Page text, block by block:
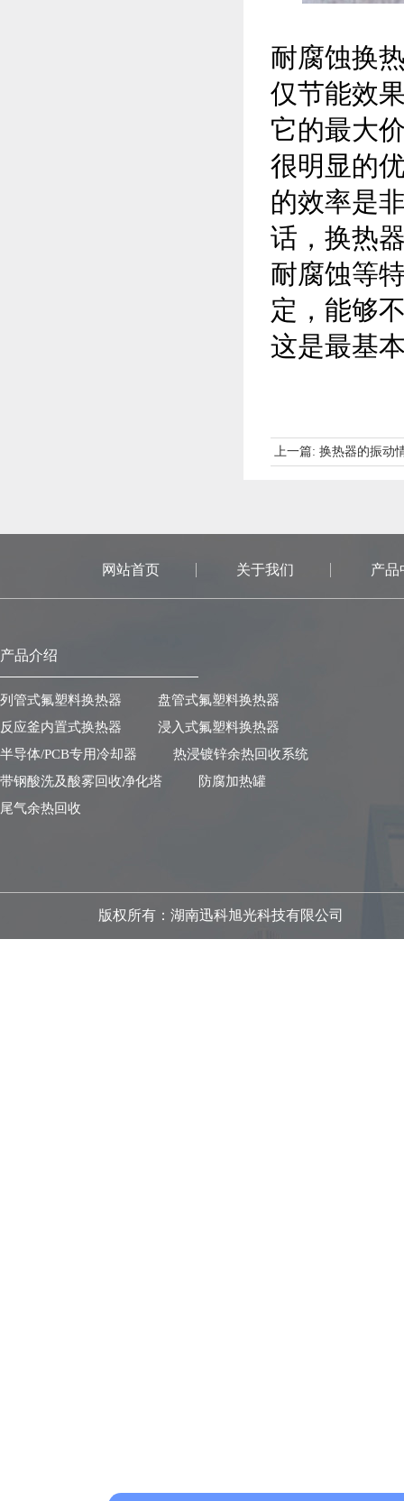
耐腐蚀换
仅节能效
它的最大
很明显的
的效率是
话，换热
耐腐蚀等
定，能够
这是最基
上一篇: 换热器的振动
网站首页 关于我们 产品
产品介绍
列管式氟塑料换热器
盘管式氟塑料换热器
反应釜内置式换热器
浸入式氟塑料换热器
半导体/PCB专用冷却器
热浸镀锌余热回收系统
带钢酸洗及酸雾回收净化塔
防腐加热罐
尾气余热回收
版权所有：湖南迅科旭光科技有限公司